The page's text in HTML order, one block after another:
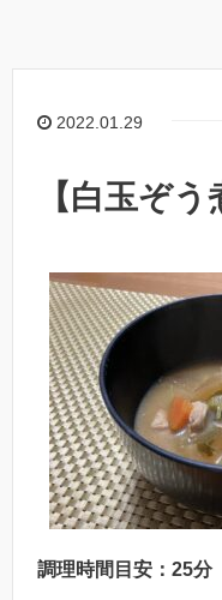
2022.01.29
【白玉ぞ
調理時間目安：25分